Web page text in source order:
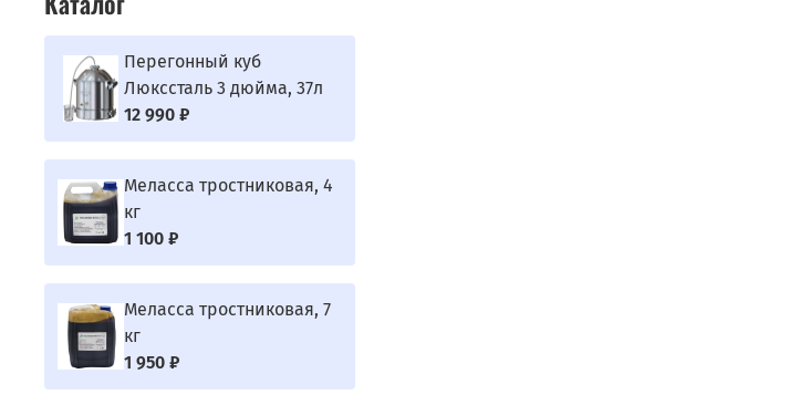
Перегонный куб
Люкссталь 3 дюйма, 37л
12 990 ₽
Меласса тростниковая, 4
кг
1 100 ₽
Меласса тростниковая, 7
кг
1 950 ₽